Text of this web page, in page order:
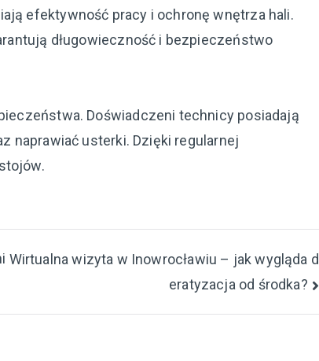
efektywność pracy i ochronę wnętrza hali.
długowieczność i bezpieczeństwo
Doświadczeni technicy posiadają
naprawiać usterki. Dzięki regularnej
Wirtualna wizyta w Inowrocławiu – jak wygląda d
eratyzacja od środka?